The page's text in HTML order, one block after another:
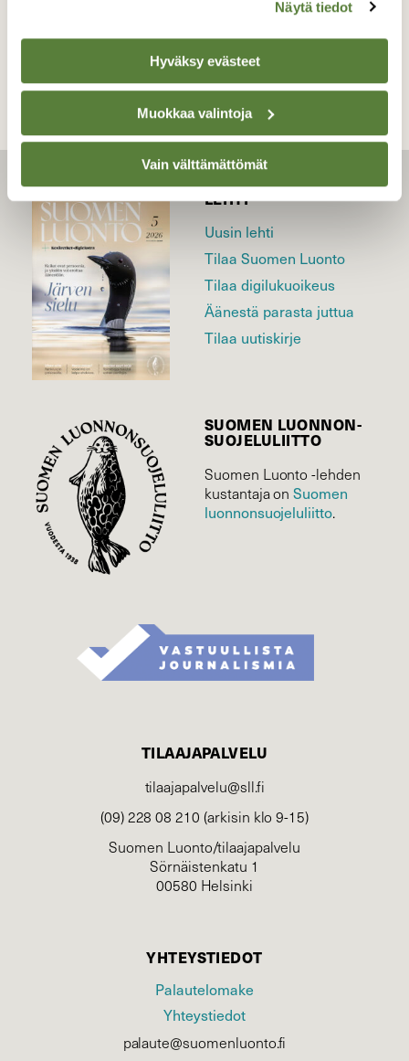
Näytä tiedot
Hyväksy evästeet
Muokkaa valintoja
Vain välttämättömät
LEHTI
Uusin lehti
Tilaa Suomen Luonto
Tilaa digilukuoikeus
Äänestä parasta juttua
Tilaa uutiskirje
SUOMEN LUONNON­
SUOJELU­LIITTO
Suomen Luonto -lehden
kustantaja onSuomen
luonnonsuojelu­liitto.
TILAAJAPALVELU
tilaajapalvelu@sll.fi
(09) 228 08 210 (arkisin klo 9-15)
Suomen Luonto/tilaajapalvelu
Sörnäistenkatu 1
00580 Helsinki
YHTEYSTIEDOT
Palautelomake
Yhteystiedot
palaute@suomenluonto.fi